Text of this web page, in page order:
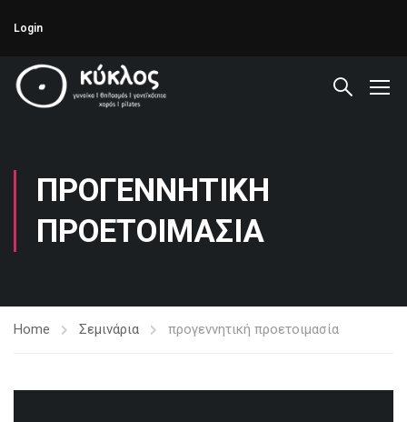
Login
ΠΡΟΓΕΝΝΗΤΙΚΉ
ΠΡΟΕΤΟΙΜΑΣΊΑ
Home Σεμινάρια προγεννητική προετοιμασία